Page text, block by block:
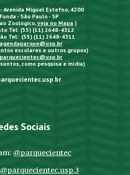
Avenida Miguel Estefno, 4200
- São Paulo - SP
Zoológico,veja no Mapa )
Tel: (55) (11) 2648-4312
Tel: (55) (11) 2648-4311
agendaparque@usp.br
escolares e outros grupos)
parquecientec@usp.br
como pesquisa e mídia)
Sociais
@parquecientec
@parquecientec.usp.3